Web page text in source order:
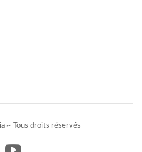
~ Tous droits réservés